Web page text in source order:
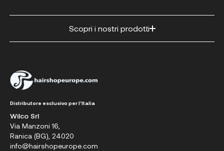
Scopri i nostri prodotti
Distributore esclusivo per l'Italia
Wilco Srl
Via Manzoni 16,
Ranica (BG), 24020
info@hairshopeurope.com